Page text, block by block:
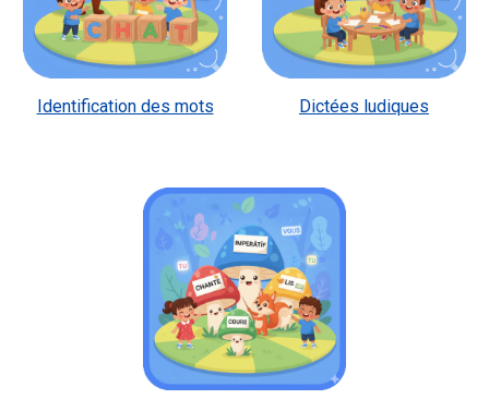
Identification des mots Dictées ludiques